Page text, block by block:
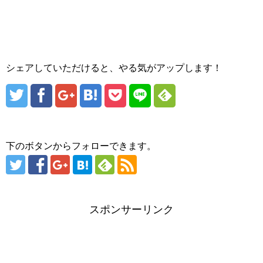
シェアしていただけると、やる気がアップします！
下のボタンからフォローできます。
スポンサーリンク